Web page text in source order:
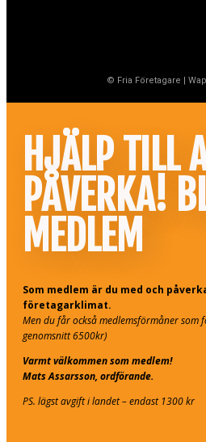
© Fria Företagare |
HJÄLP TILL
PÅVERKA!
MEDLEM
Som medlem är du med och
företagarklimat.
Men du får också medlemsförmåner som
genomsnitt 6500kr)
Varmt välkommen som medlem!
Mats Assarsson, ordförande.
PS. lägst avgift i landet – endast 1300 kr